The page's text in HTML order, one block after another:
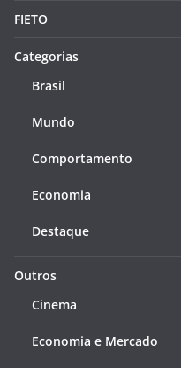
FIETO
Categorias
Brasil
Mundo
Comportamento
Economia
Destaque
Outros
Cinema
Economia e Mercado